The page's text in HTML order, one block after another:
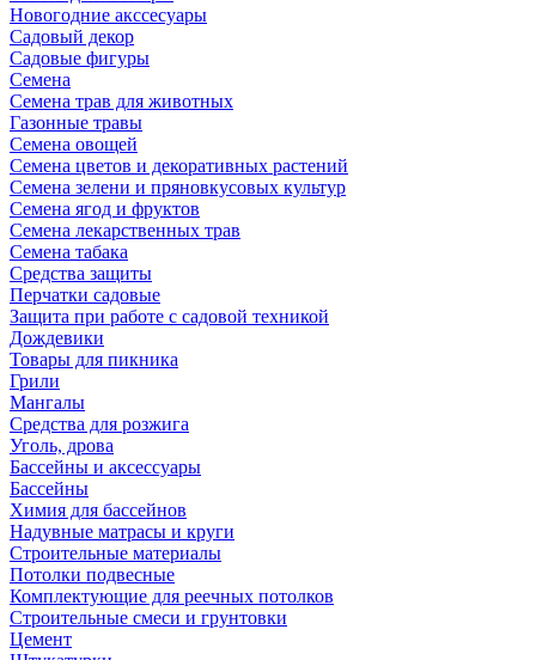
Новогодние акссесуары
Садовый декор
Садовые фигуры
Семена
Семена трав для животных
Газонные травы
Семена овощей
Семена цветов и декоративных растений
Семена зелени и пряновкусовых культур
Семена ягод и фруктов
Семена лекарственных трав
Семена табака
Средства защиты
Перчатки садовые
Защита при работе с садовой техникой
Дождевики
Товары для пикника
Грили
Мангалы
Средства для розжига
Уголь, дрова
Бассейны и аксессуары
Бассейны
Химия для бассейнов
Надувные матрасы и круги
Строительные материалы
Потолки подвесные
Комплектующие для реечных потолков
Строительные смеси и грунтовки
Цемент